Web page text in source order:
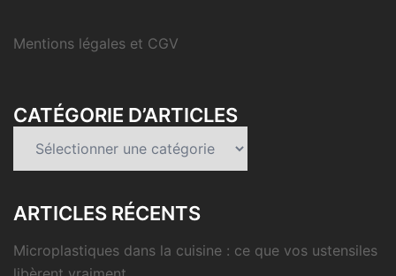
Mentions légales et CGV
CATÉGORIE D’ARTICLES
ARTICLES RÉCENTS
Microplastiques dans la cuisine : ce que vos ustensiles